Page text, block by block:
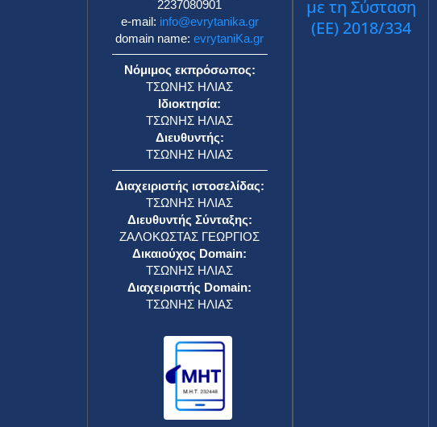
2237080901
e-mail: info@evrytanika.gr
domain name:evrytaniKa.gr
Νόμιμος εκπρόσωπος:
ΤΣΩΝΗΣ ΗΛΙΑΣ
Ιδιοκτησία:
ΤΣΩΝΗΣ ΗΛΙΑΣ
Διευθυντής:
ΤΣΩΝΗΣ ΗΛΙΑΣ
Διαχειριστής ιστοσελίδας:
ΤΣΩΝΗΣ ΗΛΙΑΣ
Διευθυντής Σύνταξης:
ΖΑΛΟΚΩΣΤΑΣ ΓΕΩΡΓΙΟΣ
Δικαιούχος Domain:
ΤΣΩΝΗΣ ΗΛΙΑΣ
Διαχειριστής Domain:
ΤΣΩΝΗΣ ΗΛΙΑΣ
με τη Σύσταση
(ΕΕ) 2018/334